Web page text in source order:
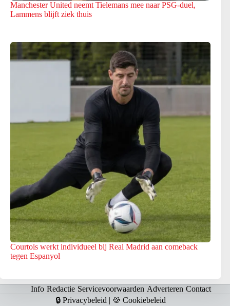
Manchester United neemt Tielemans mee naar PSG-duel,
Lammens blijft ziek thuis
Courtois werkt individueel bij Real Madrid aan comeback
tegen Espanyol
Info Redactie Servicevoorwaarden Adverteren Contact
🔒 Privacybeleid | 🍪 Cookiebeleid